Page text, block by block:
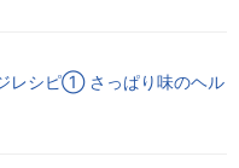
レシピ① さっぱり味のヘル